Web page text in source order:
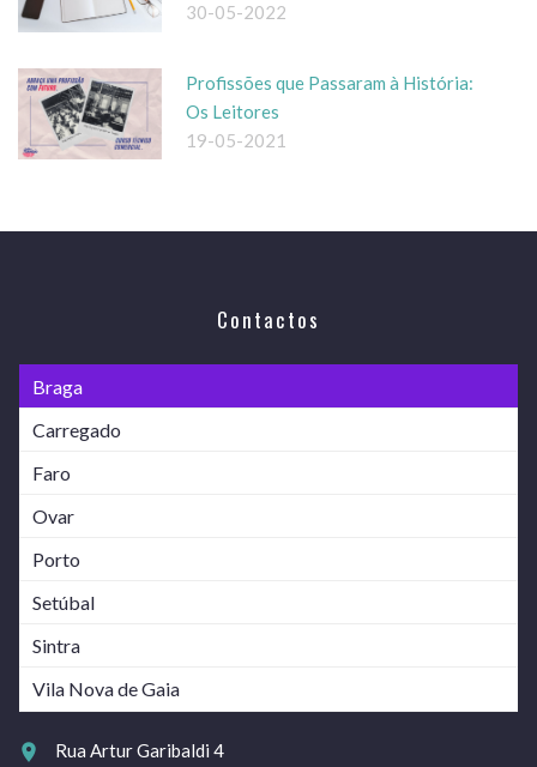
30-05-2022
Profissões que Passaram à História:
Os Leitores
19-05-2021
Contactos
Braga
Carregado
Faro
Ovar
Porto
Setúbal
Sintra
Vila Nova de Gaia
Rua Artur Garibaldi 4